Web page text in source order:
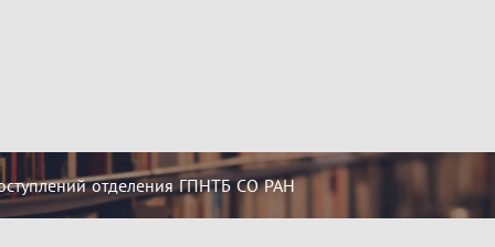
отделения ГПНТБ СО РАН